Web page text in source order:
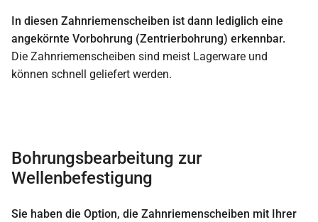
In diesen Zahnriemenscheiben ist dann lediglich eine
angekörnte Vorbohrung (Zentrierbohrung) erkennbar.
Die Zahnriemenscheiben sind meist Lagerware und
können schnell geliefert werden.
Bohrungsbearbeitung zur
Wellenbefestigung
Sie haben die Option, die Zahnriemenscheiben mit Ihrer